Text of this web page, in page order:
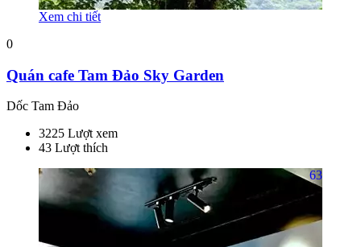
Xem chi tiết
0
Quán cafe Tam Đảo Sky Garden
Dốc Tam Đảo
3225 Lượt xem
43 Lượt thích
63